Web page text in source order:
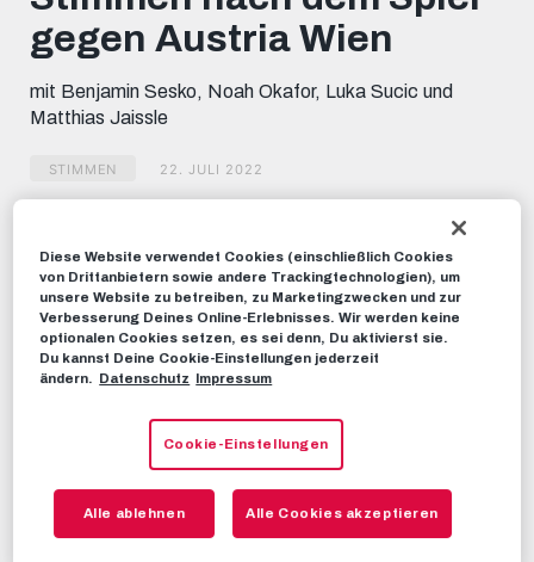
minutes,
8
seconds
gegen Austria Wien
mit Benjamin Sesko, Noah Okafor, Luka Sucic und
Matthias Jaissle
STIMMEN 22. JULI 2022
Dieses Video teilen:
Tweet
EMPFOHLENE VIDEOS
STIMMEN
Austria Wien
STIMMEN
Diese Website verwendet Cookies (einschließlich Cookies
von Drittanbietern sowie andere Trackingtechnologien), um
unsere Website zu betreiben, zu Marketingzwecken und zur
Verbesserung Deines Online-Erlebnisses. Wir werden keine
optionalen Cookies setzen, es sei denn, Du aktivierst sie.
Du kannst Deine Cookie-Einstellungen jederzeit
ändern. Datenschutz Impressum
Cookie-Einstellungen
Alle ablehnen Alle Cookies akzeptieren